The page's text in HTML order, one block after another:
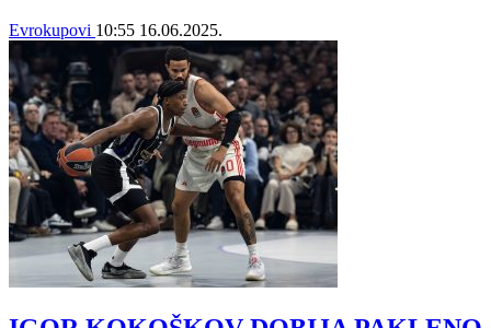
Evrokupovi 10:55 16.06.2025.